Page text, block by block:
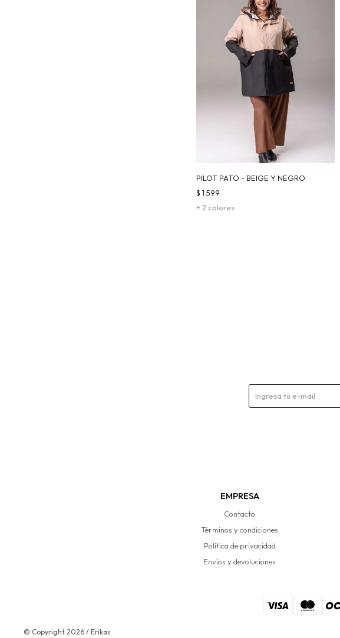
PILOT PATO - BEIGE Y NEGRO
+ 2 colores
$ 1.599
EMPRESA
Contacto
Términos y condiciones
Política de privacidad
Envíos y devoluciones
© Copyright 2026 / Erikas